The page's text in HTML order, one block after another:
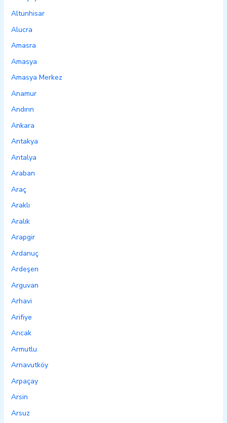
Altunhisar
Alucra
Amasra
Amasya
Amasya Merkez
Anamur
Andırın
Ankara
Antakya
Antalya
Araban
Araç
Araklı
Aralık
Arapgir
Ardanuç
Ardeşen
Arguvan
Arhavi
Arifiye
Arıcak
Armutlu
Arnavutköy
Arpaçay
Arsin
Arsuz